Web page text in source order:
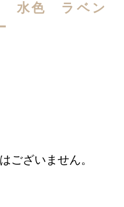
水色 ラベン
ございません。